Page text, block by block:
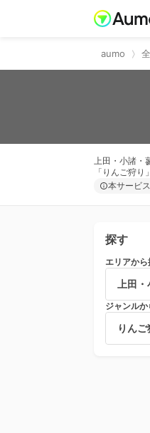
aumo
上田・小諸・
「りんご狩
本サービ
探す
エリアから
上田
ジャンル
りんご